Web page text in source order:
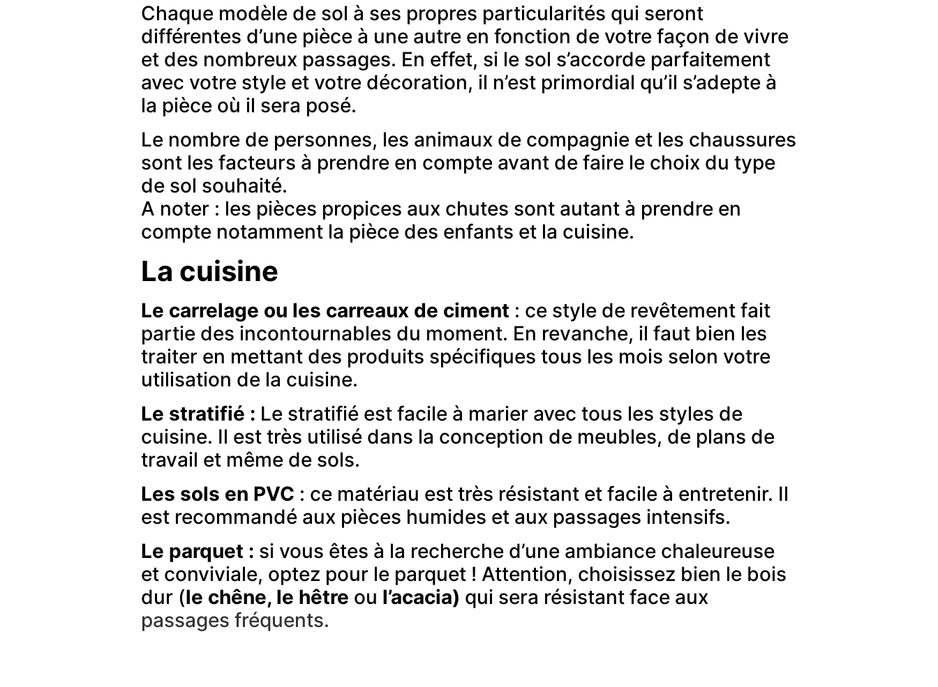
Chaque modèle de sol à ses propres particularités qui seront
différentes d’une pièce à une autre en fonction de votre façon de vivre
et des nombreux passages. En effet, si le sol s’accorde parfaitement
avec votre style et votre décoration, il n’est primordial qu’il s’adepte à
la pièce où il sera posé.
Le nombre de personnes, les animaux de compagnie et les chaussures
sont les facteurs à prendre en compte avant de faire le choix du type
de sol souhaité.
A noter : les pièces propices aux chutes sont autant à prendre en
compte notamment la pièce des enfants et la cuisine.
La cuisine
Le carrelage ou les carreaux de ciment : ce style de revêtement fait
partie des incontournables du moment. En revanche, il faut bien les
traiter en mettant des produits spécifiques tous les mois selon votre
utilisation de la cuisine.
Le stratifié : Le stratifié est facile à marier avec tous les styles de
cuisine. Il est très utilisé dans la conception de meubles, de plans de
travail et même de sols.
Les sols en PVC : ce matériau est très résistant et facile à entretenir. Il
est recommandé aux pièces humides et aux passages intensifs.
Le parquet : si vous êtes à la recherche d’une ambiance chaleureuse
et conviviale, optez pour le parquet ! Attention, choisissez bien le bois
dur (le chêne, le hêtre ou l’acacia) qui sera résistant face aux
passages fréquents.